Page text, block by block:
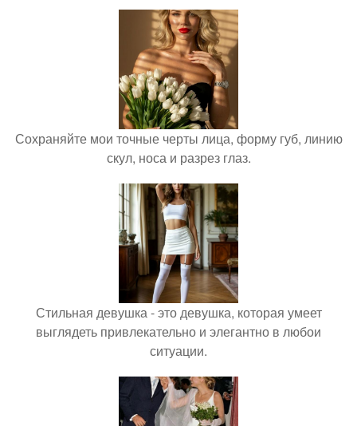
Сохраняйте мои точные черты лица, форму губ, линию
скул, носа и разрез глаз.
Стильная девушка - это девушка, которая умеет
выглядеть привлекательно и элегантно в любои
ситуации.